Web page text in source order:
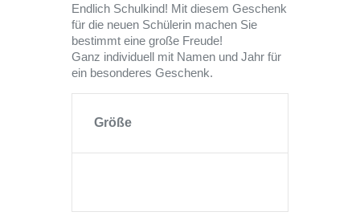
Endlich Schulkind! Mit diesem Geschenk
für die neuen Schülerin machen Sie
bestimmt eine große Freude!
Ganz individuell mit Namen und Jahr für
ein besonderes Geschenk.
Größe